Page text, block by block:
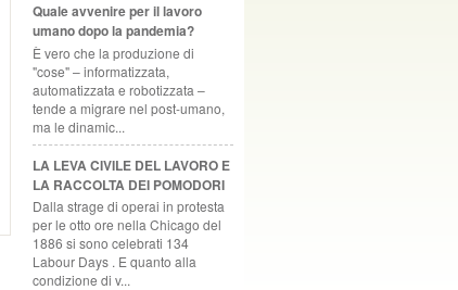
Quale avvenire per il lavoro
umano dopo la pandemia?
È vero che la produzione di
"cose" – informatizzata,
automatizzata e robo­tiz­zata –
tende a migrare nel post-umano,
ma le dinamic...
LA LEVA CIVILE DEL LAVORO E
LA RACCOLTA DEI POMODORI
Dalla strage di operai in protesta
per le otto ore nella Chicago del
1886 si sono celebrati 134
Labour Days . E quanto alla
condizione di v...